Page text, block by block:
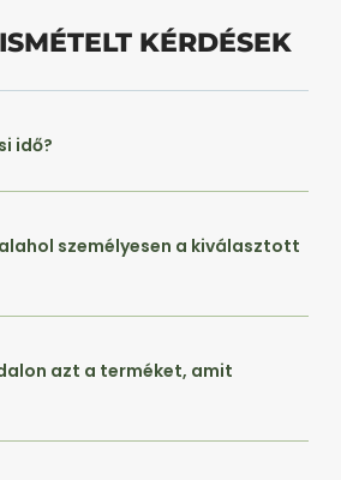
KÉRDÉSEK
idő?
személyesen a kiválasztott
azt a terméket, amit